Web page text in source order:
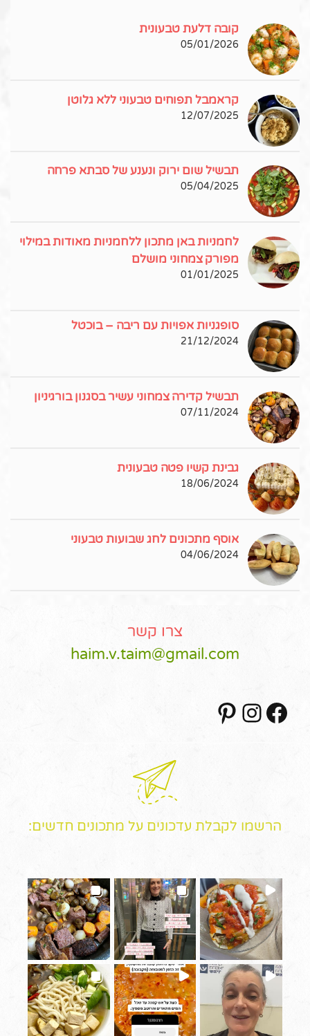
קובה דלעת טבעונית
05/01/2026
קראמבל תפוחים טבעוני ללא גלוטן
12/07/2025
תבשיל שום ירוק ונענע של סבתא פרחה
05/04/2025
לחמניות באן מתכון ללחמניות מאודות במילוי
מפורק צמחוני מושלם
01/01/2025
סופגניות אפויות עם ריבה – בוכטל
21/12/2024
תבשיל קדירה צמחוני עשיר בסגנון בורגיניון
07/11/2024
גבינת קשיו פטה טבעונית
18/06/2024
אוסף מתכונים לחג שבועות טבעוני
04/06/2024
צרו קשר
haim.v.taim@gmail.com
Facebook
Instagram
הרשמו לקבלת עדכונים על מתכונים חדשים: